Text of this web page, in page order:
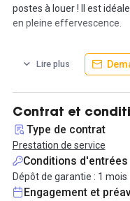
postes à louer ! Il est
en pleine effervescence.
En plein cœur de
le quartier Saint Aubin,
Jean-Jaurès et François
En plus d'un poste de
à des espaces communs
professionnels ou pour
D'autre part, ils disposent
multifonction ainsi que
Lire plus
Contrat et
Type de contrat
Prestation de service
Conditions d'entrées
Dépôt de garantie : 1 mois
Engagement et